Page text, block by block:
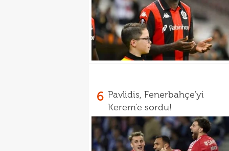
6 Pavlidis, Fenerbahçe'yi
Kerem'e sordu!